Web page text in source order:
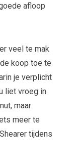
afloop
veel te mak
koop toe te
je verplicht
liet vroeg in
maar
meer te
tijdens